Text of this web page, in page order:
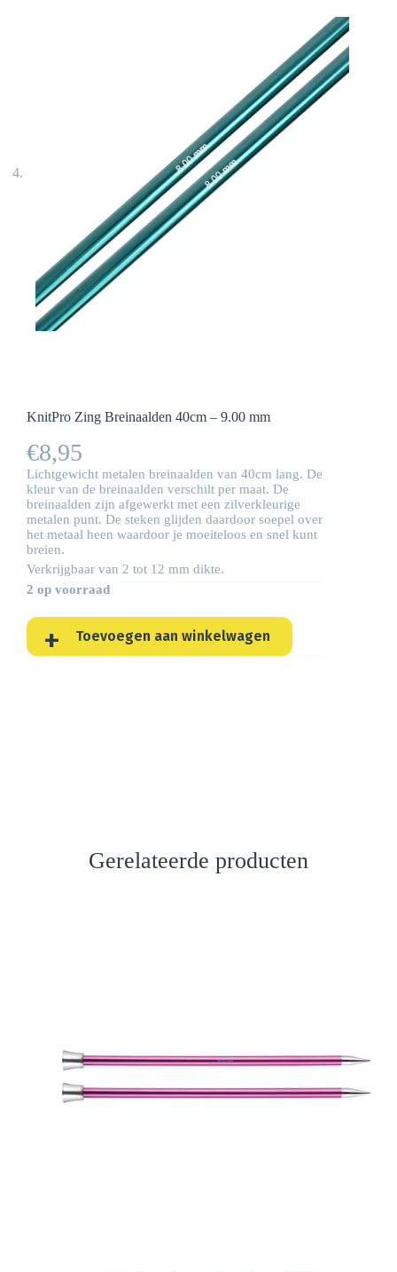
KnitPro Zing Breinaalden 40cm – 9.00 mm
€8,95
Lichtgewicht metalen breinaalden van 40cm lang. De
kleur van de breinaalden verschilt per maat. De
breinaalden zijn afgewerkt met een zilverkleurige
metalen punt. De steken glijden daardoor soepel over
het metaal heen waardoor je moeiteloos en snel kunt
breien.
Verkrijgbaar van 2 tot 12 mm dikte.
2 op voorraad
Toevoegen aan winkelwagen
Gerelateerde producten